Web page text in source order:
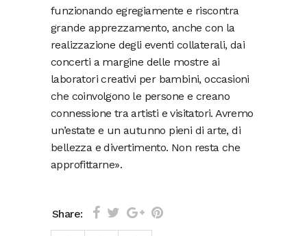
funzionando egregiamente e riscontra
grande apprezzamento, anche con la
realizzazione degli eventi collaterali, dai
concerti a margine delle mostre ai
laboratori creativi per bambini, occasioni
che coinvolgono le persone e creano
connessione tra artisti e visitatori. Avremo
un’estate e un autunno pieni di arte, di
bellezza e divertimento. Non resta che
approfittarne».
Share: